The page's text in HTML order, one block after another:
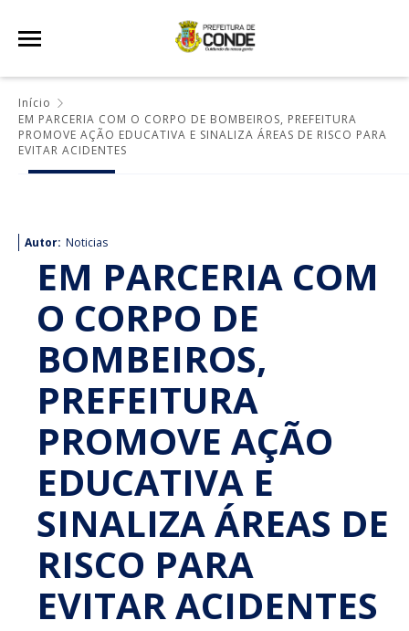
Início
EM PARCERIA COM O CORPO DE BOMBEIROS, PREFEITURA
PROMOVE AÇÃO EDUCATIVA E SINALIZA ÁREAS DE RISCO PARA
EVITAR ACIDENTES
Autor: Noticias
EM PARCERIA COM
O CORPO DE
BOMBEIROS,
PREFEITURA
PROMOVE AÇÃO
EDUCATIVA E
SINALIZA ÁREAS DE
RISCO PARA
EVITAR ACIDENTES